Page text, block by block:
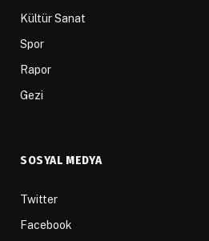
Kültür Sanat
Spor
Rapor
Gezi
SOSYAL MEDYA
Twitter
Facebook